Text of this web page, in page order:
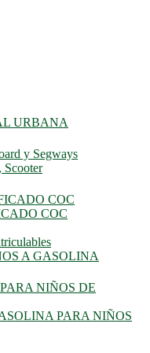
URBANA
y Segways
Scooter
COC
COC
A GASOLINA
NIÑOS DE
PARA NIÑOS